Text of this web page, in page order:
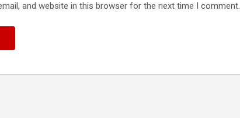
and website in this browser for the next time I comment.